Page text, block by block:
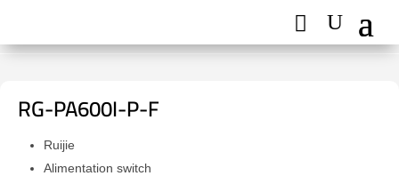
RG-PA600I-P-F
Ruijie
Alimentation switch